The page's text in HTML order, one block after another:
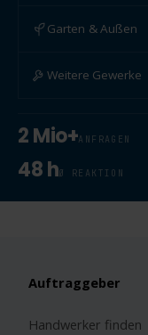
Garten & Außen
Weitere Gewerke
2 Mio+ANFRAGEN
48 hØ REAKTION
Auftraggeber
Handwerker finden